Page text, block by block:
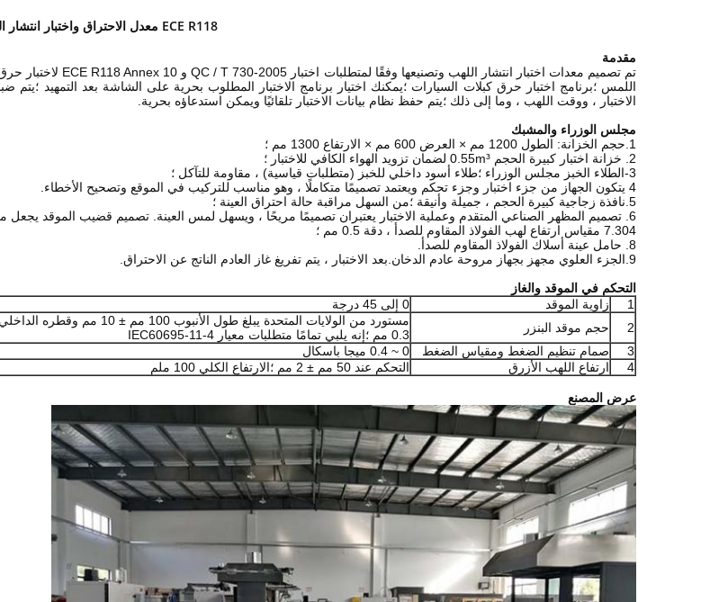
ECE R118 معدل الاحتراق واختبار انتشار اللهب
مقدمة
اللمس ؛برنامج اختبار حرق كبلات السيارات ؛يمكنك اختيار برنامج الاختبار المطلوب بحرية على الشاشة بعد التمهيد
الاختبار ، ووقت اللهب ، وما إلى ذلك ؛يتم حفظ نظام بيانات الاختبار تلقائيًا ويمكن استدعاؤه بحرية.
مجلس الوزراء والمشبك
1.حجم الخزانة: الطول 1200 مم × العرض 600 مم × الارتفاع 1300 مم ؛
2. خزانة اختبار كبيرة الحجم 0.55m³ لضمان تزويد الهواء الكافي للاختبار ؛
3-الطلاء الخبز مجلس الوزراء ؛طلاء أسود داخلي للخبز (متطلبات قياسية) ، مقاومة للتآكل ؛
4 يتكون الجهاز من جزء اختبار وجزء تحكم ويعتمد تصميمًا متكاملًا ، وهو مناسب للتركيب في الموقع وتصحيح الأخطاء.
5.نافذة زجاجية كبيرة الحجم ، جميلة وأنيقة ؛من السهل مراقبة حالة احتراق العينة ؛
6. تصميم المظهر الصناعي المتقدم وعملية الاختبار يعتبران تصميمًا مريحًا ، ويسهل لمس العينة. تصميم قضيب الموقد يجعل من السهل التشغيل ؛
7.304 مقياس ارتفاع لهب الفولاذ المقاوم للصدأ ، دقة 0.5 مم ؛
8. حامل عينة أسلاك الفولاذ المقاوم للصدأ.
9. الجزء العلوي مجهز بجهاز مروحة عادم الدخان.بعد الاختبار ، يتم تفريغ غاز العادم الناتج عن الاحتراق.
التحكم في الموقد والغاز
1
زاوية الموقد
0 إلى 45 درجة
2
حجم موقد البنزر
0.3 مم ؛إنه يلبي تمامًا متطلبات معيار IEC60695-11-4
3
صمام تنظيم الضغط ومقياس الضغط
0 ~ 0.4 ميجا باسكال
4
ارتفاع اللهب الأزرق التحكم عند 50 مم ± 2 مم ؛الارتفاع الكلي 100 ملم
عرض المصنع